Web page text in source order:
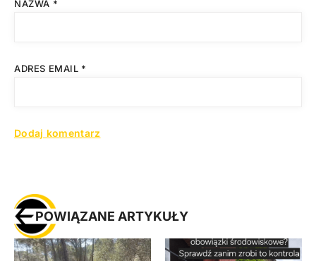
NAZWA *
ADRES EMAIL *
POWIĄZANE ARTYKUŁY